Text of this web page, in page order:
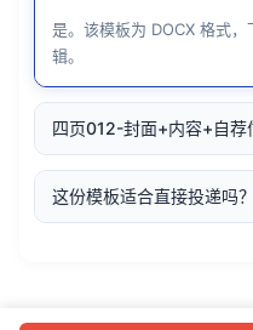
是。该模板为 DOCX 格式
辑。
四页012-封面+内容+自荐
这份模板适合直接投递吗？